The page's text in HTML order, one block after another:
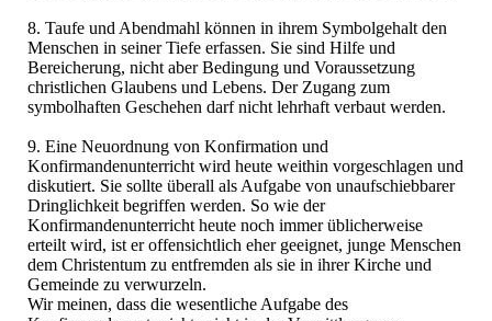
8. Taufe und Abendmahl können in ihrem Symbolgehalt den
Menschen in seiner Tiefe erfassen. Sie sind Hilfe und
Bereicherung, nicht aber Bedingung und Voraussetzung
christlichen Glaubens und Lebens. Der Zugang zum
symbolhaften Geschehen darf nicht lehrhaft verbaut werden.
9. Eine Neuordnung von Konfirmation und
Konfirmandenunterricht wird heute weithin vorgeschlagen und
diskutiert. Sie sollte überall als Aufgabe von unaufschiebbarer
Dringlichkeit begriffen werden. So wie der
Konfirmandenunterricht heute noch immer üblicherweise
erteilt wird, ist er offensichtlich eher geeignet, junge Menschen
dem Christentum zu entfremden als sie in ihrer Kirche und
Gemeinde zu verwurzeln.
Wir meinen, dass die wesentliche Aufgabe des